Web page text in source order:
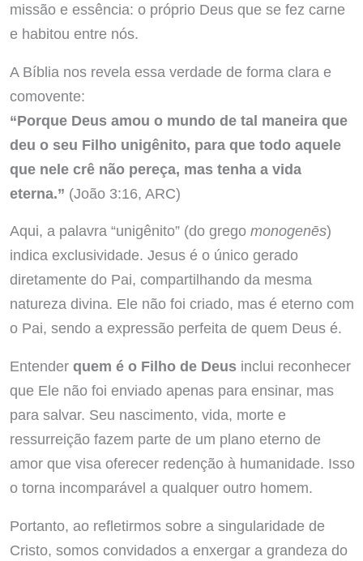
missão e essência: o próprio Deus que se fez carne
e habitou entre nós.
A Bíblia nos revela essa verdade de forma clara e
comovente:
“Porque Deus amou o mundo de tal maneira que
deu o seu Filho unigênito, para que todo aquele
que nele crê não pereça, mas tenha a vida
eterna.” (João 3:16, ARC)
Aqui, a palavra “unigênito” (do grego monogenēs)
indica exclusividade. Jesus é o único gerado
diretamente do Pai, compartilhando da mesma
natureza divina. Ele não foi criado, mas é eterno com
o Pai, sendo a expressão perfeita de quem Deus é.
Entender quem é o Filho de Deusinclui reconhecer
que Ele não foi enviado apenas para ensinar, mas
para salvar. Seu nascimento, vida, morte e
ressurreição fazem parte de um plano eterno de
amor que visa oferecer redenção à humanidade. Isso
o torna incomparável a qualquer outro homem.
Portanto, ao refletirmos sobre a singularidade de
Cristo, somos convidados a enxergar a grandeza do